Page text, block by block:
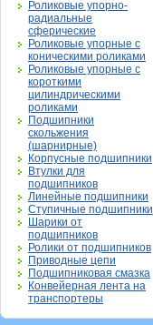
Роликовые упорно-
радиальные
сферические
Роликовые упорные с
коническими роликами
Роликовые упорные с
короткими
цилиндрическими
роликами
Подшипники
скольжения
(шарнирные)
Корпусные подшипники
Втулки для
подшипников
Линейные подшипники
Ступичные подшипники
Шарики от
подшипников
Ролики от подшипников
Приводные цепи
Подшипниковая смазка
Конвейерная лента на
транспортеры